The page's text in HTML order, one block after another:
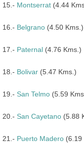
15.- Montserrat (4.44
16.- Belgrano (4.50 Kms.)
17.- Paternal (4.76 Kms.)
18.- Bolivar (5.47 Kms.)
19.- San Telmo (5.59
20.- San Cayetano (5.88
21.- Puerto Madero (6.19